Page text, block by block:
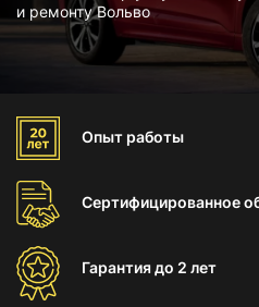
и ремонту Вольво
Опыт работы
Сертифицированное
Гарантиядо 2 лет